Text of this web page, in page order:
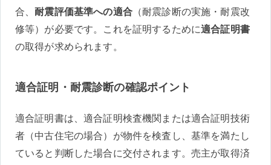
合、耐震評価基準への適合（耐震診断の実施・耐震改
修等）が必要です。これを証明するために適合証明書
の取得が求められます。
適合証明・耐震診断の確認ポイント
適合証明書は、適合証明検査機関または適合証明技術
者（中古住宅の場合）が物件を検査し、基準を満たし
ていると判断した場合に交付されます。売主が取得済